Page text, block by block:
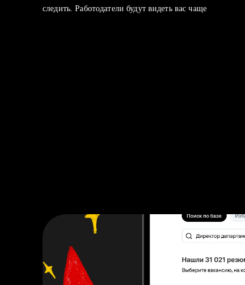
следить. Работодатели будут видеть вас чаще